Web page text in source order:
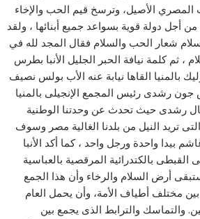
الأصيل، وترسخ قيم الحب والإخاء
أجل دولة قوية بسواعد جميع أبنائها ، ولقد
شعار الحب والسلام فقال المجد لله في
، ثم كلمة نيافة الحبر الجليل الأنبا بطرس
بالمنيا القاها نيابة عنه الأب بولس نصيف
جون رشدى رئيس المجمع الإنجيلى بالمنيا
رشدى حيث تحدث عن وحدتنا الوطنية
تريد النيل من بلدنا الغالية مصر وسوف
بيدا واحدة ورجل واحد ، كما أكد الأنبا
القبطى بالكتدرائية المرقصية بالعباسية
أرض السلام والرخاء وأن هذا الجمع
مختلف أطياف الأمة، وأن يحمل العام
والتماسك والترابط الذى يجمع بين